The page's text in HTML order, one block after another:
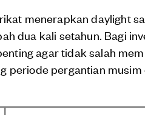
menerapkan daylight
dua kali setahun. Bagi
agar tidak salah
periode pergantian